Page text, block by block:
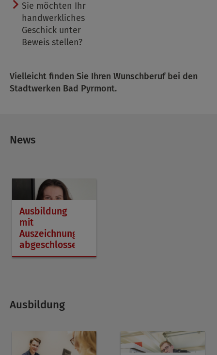
Sie möchten Ihr
handwerkliches
Geschick unter
Beweis stellen?
Vielleicht finden Sie Ihren Wunschberuf bei den
Stadtwerken Bad Pyrmont.
News
Ausbildung
mit
Auszeichnung
abgeschlossen
Ausbildung